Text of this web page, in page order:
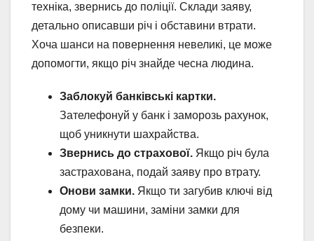
техніка, звернись до поліції. Склади заяву,
детально описавши річ і обставини втрати.
Хоча шанси на повернення невеликі, це може
допомогти, якщо річ знайде чесна людина.
Заблокуй банківські картки.
Зателефонуй у банк і заморозь рахунок,
щоб уникнути шахрайства.
Звернись до страхової. Якщо річ була
застрахована, подай заяву про втрату.
Онови замки. Якщо ти загубив ключі від
дому чи машини, заміни замки для
безпеки.